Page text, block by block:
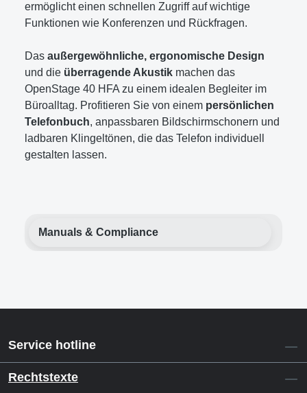
ermöglicht einen schnellen Zugriff auf wichtige
Funktionen wie Konferenzen und Rückfragen.
Das außergewöhnliche, ergonomische Design
und die überragende Akustik machen das
OpenStage 40 HFA zu einem idealen Begleiter im
Büroalltag. Profitieren Sie von einem persönlichen
Telefonbuch, anpassbaren Bildschirmschonern und
ladbaren Klingeltönen, die das Telefon individuell
gestalten lassen.
Manuals & Compliance
Service hotline
Rechtstexte